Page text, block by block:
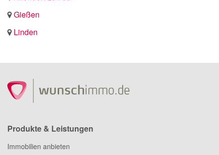
Gießen
Linden
Produkte & Leistungen
Immobilien anbieten